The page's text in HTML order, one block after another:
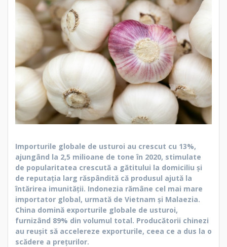
Importurile globale de usturoi au crescut cu 13%,
ajungând la 2,5 milioane de tone în 2020, stimulate
de popularitatea crescută a gătitului la domiciliu și
de reputația larg răspândită că produsul ajută la
întărirea imunității. Indonezia rămâne cel mai mare
importator global, urmată de Vietnam și Malaezia.
China domină exporturile globale de usturoi,
furnizând 89% din volumul total. Producătorii chinezi
au reușit să accelereze exporturile, ceea ce a dus la o
scădere a prețurilor.